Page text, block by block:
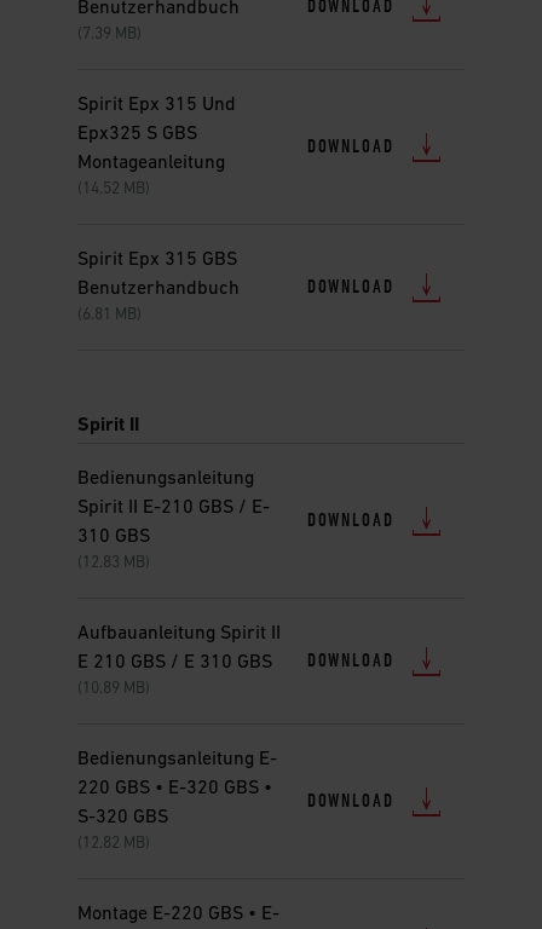
Benutzerhandbuch
(7.39 MB)
DOWNLOAD
Spirit Epx 315 Und
Epx325 S GBS
Montageanleitung
(14.52 MB)
DOWNLOAD
Spirit Epx 315 GBS
Benutzerhandbuch
(6.81 MB)
DOWNLOAD
Spirit II
Bedienungsanleitung
Spirit II E-210 GBS / E-
310 GBS
(12.83 MB)
DOWNLOAD
Aufbauanleitung Spirit II
E 210 GBS / E 310 GBS
(10.89 MB)
DOWNLOAD
Bedienungsanleitung E-
220 GBS • E-320 GBS •
S-320 GBS
(12.82 MB)
DOWNLOAD
Montage E-220 GBS • E-